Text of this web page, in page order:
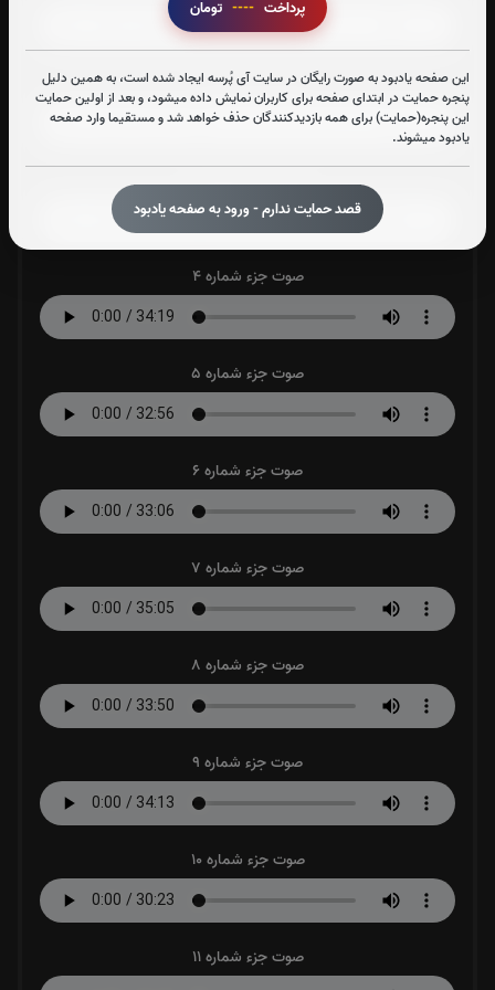
پرداخت ----
این صفحه یادبود به صورت رایگان در سایت آی پُرسه ایجاد شده است، به همین دلیل
پنجره حمایت در ابتدای صفحه برای کاربران نمایش داده میشود، و بعد از اولین حمایت
این پنجره(حمایت) برای همه بازدیدکنندگان حذف خواهد شد و مستقیما وارد صفحه
یادبود میشوند.
قصد حمایت ندارم - ورود به صفحه یادبود
صوت جزء شماره 2
صوت جزء شماره 3
صوت جزء شماره 4
صوت جزء شماره 5
صوت جزء شماره 6
صوت جزء شماره 7
صوت جزء شماره 8
صوت جزء شماره 9
صوت جزء شماره 10
صوت جزء شماره 11